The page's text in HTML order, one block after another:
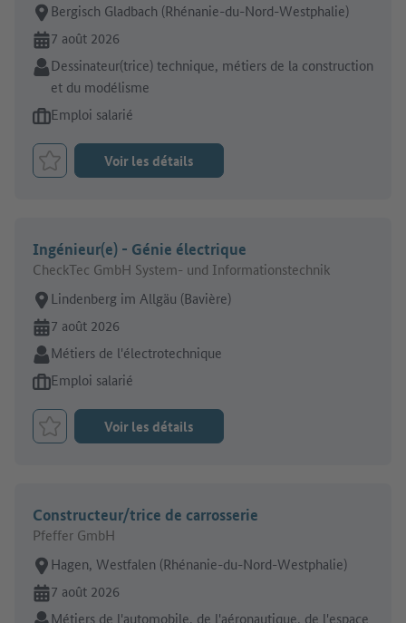
Lieu de travail:
Bergisch Gladbach (Rhénanie-du-Nord-Westphalie)
En ligne depuis:
7 août 2026
Secteur:
Dessinateur(trice) technique, métiers de la construction
et du modélisme
Type d'offre d'emploi:
Emploi salarié
Retenir le job
Voir les détails
Ingénieur(e) - Génie électrique
CheckTec GmbH System- und Informationstechnik
Lieu de travail:
Lindenberg im Allgäu (Bavière)
En ligne depuis:
7 août 2026
Secteur:
Métiers de l'électrotechnique
Type d'offre d'emploi:
Emploi salarié
Retenir le job
Voir les détails
Constructeur/trice de carrosserie
Pfeffer GmbH
Lieu de travail:
Hagen, Westfalen (Rhénanie-du-Nord-Westphalie)
En ligne depuis:
7 août 2026
Secteur:
Métiers de l'automobile, de l'aéronautique, de l'espace